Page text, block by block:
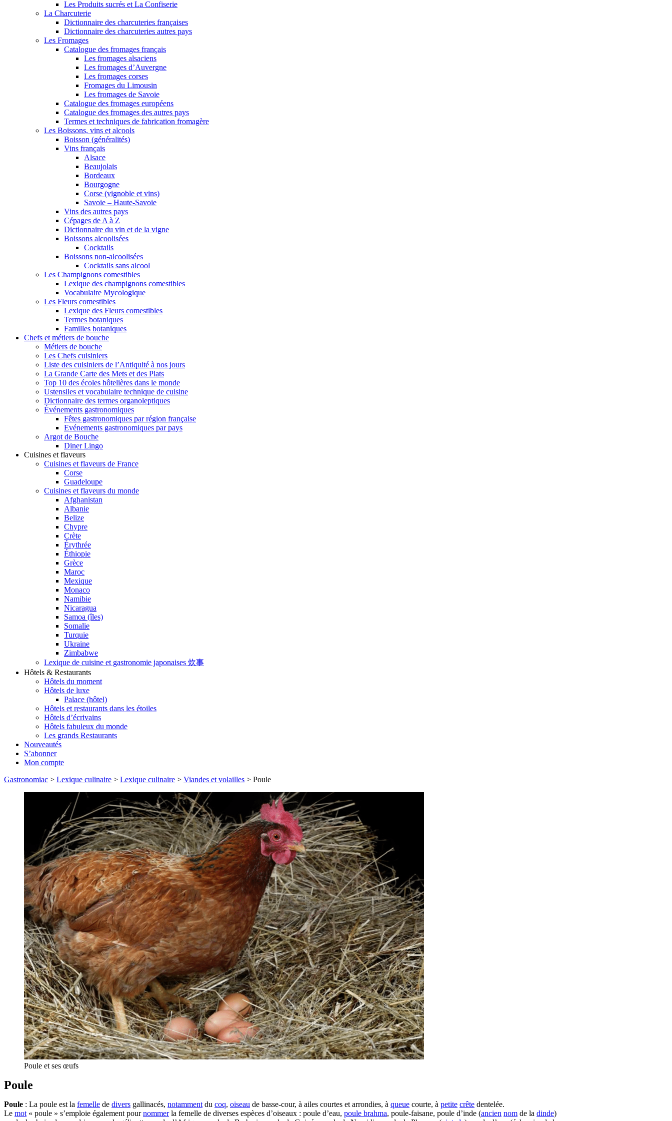
Les Produits sucrés et La Confiserie
La Charcuterie
Dictionnaire des charcuteries françaises
Dictionnaire des charcuteries autres pays
Les Fromages
Catalogue des fromages français
Les fromages alsaciens
Les fromages d’Auvergne
Les fromages corses
Fromages du Limousin
Les fromages de Savoie
Catalogue des fromages européens
Catalogue des fromages des autres pays
Termes et techniques de fabrication fromagère
Les Boissons, vins et alcools
Boisson (généralités)
Vins français
Alsace
Beaujolais
Bordeaux
Bourgogne
Corse (vignoble et vins)
Savoie – Haute-Savoie
Vins des autres pays
Cépages de A à Z
Dictionnaire du vin et de la vigne
Boissons alcoolisées
Cocktails
Boissons non-alcoolisées
Cocktails sans alcool
Les Champignons comestibles
Lexique des champignons comestibles
Vocabulaire Mycologique
Les Fleurs comestibles
Lexique des Fleurs comestibles
Termes botaniques
Familles botaniques
Chefs et métiers de bouche
Métiers de bouche
Les Chefs cuisiniers
Liste des cuisiniers de l’Antiquité à nos jours
La Grande Carte des Mets et des Plats
Top 10 des écoles hôtelières dans le monde
Ustensiles et vocabulaire technique de cuisine
Dictionnaire des termes organoleptiques
Événements gastronomiques
Fêtes gastronomiques par région française
Evénements gastronomiques par pays
Argot de Bouche
Diner Lingo
Cuisines et flaveurs
Cuisines et flaveurs de France
Corse
Guadeloupe
Cuisines et flaveurs du monde
Afghanistan
Albanie
Belize
Chypre
Crète
Érythrée
Éthiopie
Grèce
Maroc
Mexique
Monaco
Namibie
Nicaragua
Samoa (îles)
Somalie
Turquie
Ukraine
Zimbabwe
Lexique de cuisine et gastronomie japonaises 炊事
Hôtels & Restaurants
Hôtels du moment
Hôtels de luxe
Palace (hôtel)
Hôtels et restaurants dans les étoiles
Hôtels d’écrivains
Hôtels fabuleux du monde
Les grands Restaurants
Nouveautés
S’abonner
Mon compte
Gastronomiac > Lexique culinaire > Lexique culinaire > Viandes et volailles > Poule
Poule et ses œufs
Poule
Poule : La poule est la femelle de divers gallinacés, notamment du coq, oiseau de basse-cour, à ailes courtes et arrondies, à queue courte, à petite crête dentelée.
Le mot « poule » s’emploie également pournommerla femelle de diverses espèces d’oiseaux : poule d’eau, poule brahma, poule-faisane, poule d’inde (ancien nom de la dinde)